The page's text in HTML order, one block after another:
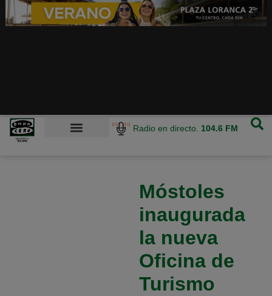
Radio en directo. 104.6 FM
Móstoles
inaugurada
la nueva
Oficina de
Turismo